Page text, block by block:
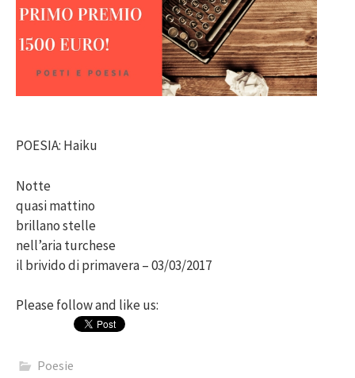
POESIA: Haiku
Notte
quasi mattino
brillano stelle
nell’aria turchese
il brivido di primavera – 03/03/2017
Please follow and like us:
Poesie